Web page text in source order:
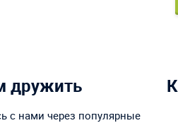
дружить
с нами через популярные